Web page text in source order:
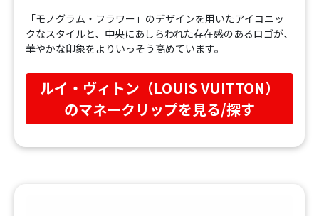
「モノグラム・フラワー」のデザインを用いたアイコニッ
クなスタイルと、中央にあしらわれた存在感のあるロゴが、
華やかな印象をよりいっそう高めています。
ルイ・ヴィトン（LOUIS VUITTON）
のマネークリップを見る/探す